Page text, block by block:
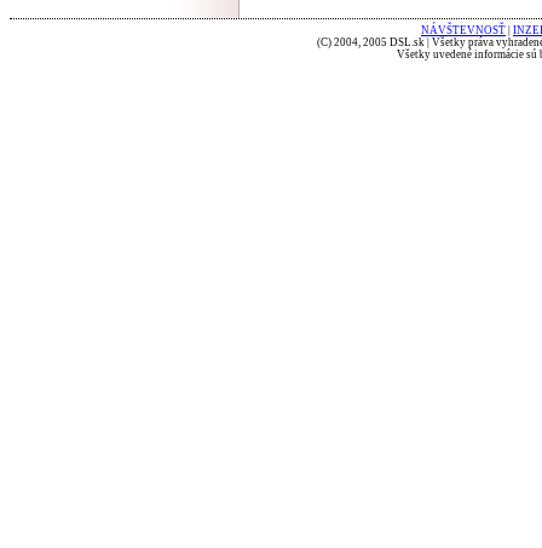
NÁVŠTEVNOSŤ
(C) 2004, 2005 DSL.sk | Všetky práva
Všetky uvedené informácie sú